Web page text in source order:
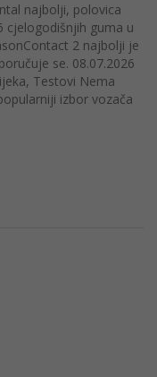
najbolji, polovica
cjelogodišnjih guma u
2 najbolji je
se. 08.07.2026
Testovi Nema
izbor vozača